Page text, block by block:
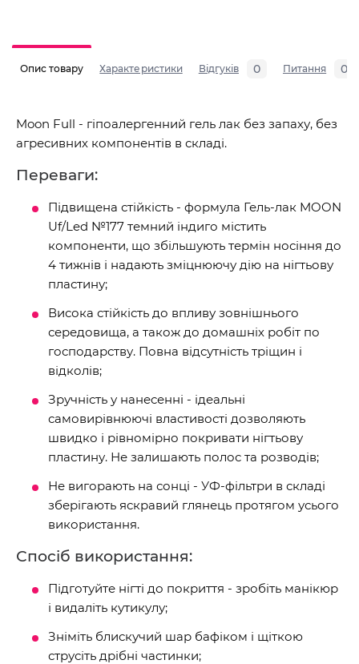
Опис товару Характеристики Відгуків 0 Питання 0
Moon Full - гіпоалергенний гель лак без запаху, без
агресивних компонентів в складі.
Переваги:
Підвищена стійкість - формула Гель-лак MOON
Uf/Led №177 темний індиго містить
компоненти, що збільшують термін носіння до
4 тижнів і надають зміцнюючу дію на нігтьову
пластину;
Висока стійкість до впливу зовнішнього
середовища, а також до домашніх робіт по
господарству. Повна відсутність тріщин і
відколів;
Зручність у нанесенні - ідеальні
самовирівнюючі властивості дозволяють
швидко і рівномірно покривати нігтьову
пластину. Не залишають полос та розводів;
Не вигорають на сонці - УФ-фільтри в складі
зберігають яскравий глянець протягом усього
використання.
Спосіб використання:
Підготуйте нігті до покриття - зробіть манікюр
і видаліть кутикулу;
Зніміть блискучий шар бафіком і щіткою
струсіть дрібні частинки;